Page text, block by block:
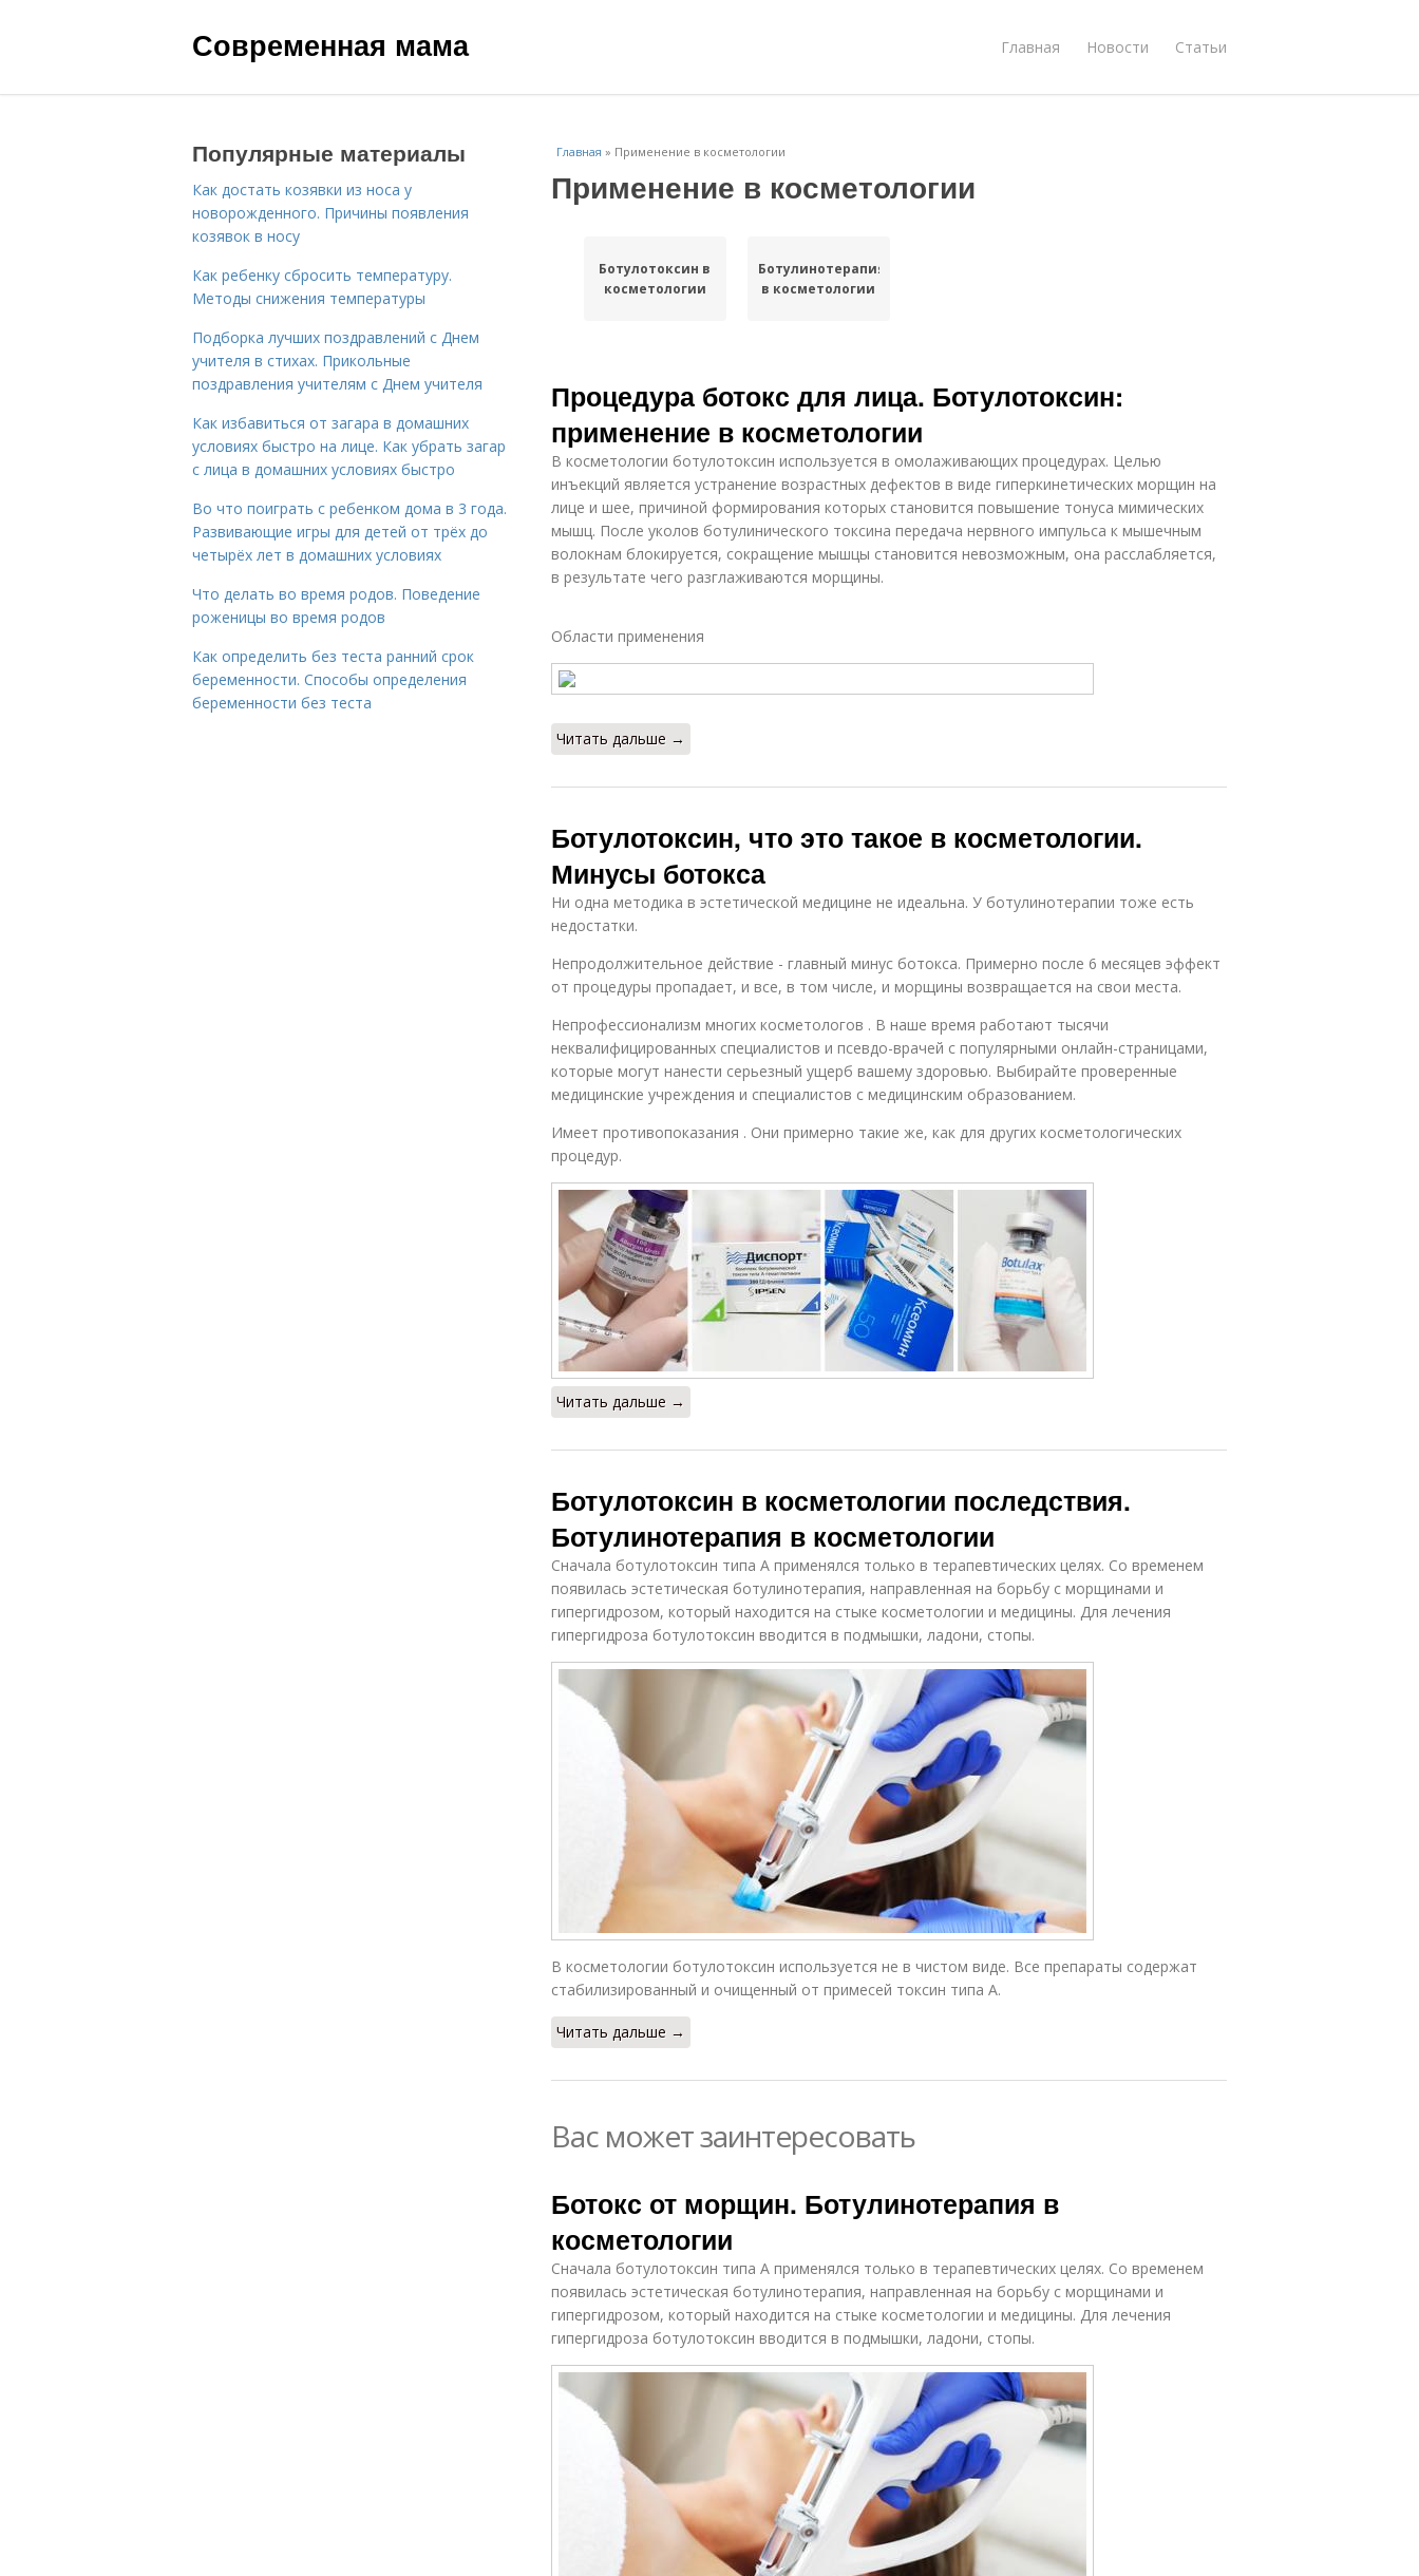
Современная мама Главная Новости Статьи
Главная » Применение в косметологии
Применение в косметологии
Ботулотоксин в
косметологии
Ботулинотерапия
в косметологии
Процедура ботокс для лица. Ботулотоксин:
применение в косметологии
В косметологии ботулотоксин используется в омолаживающих процедурах. Целью
инъекций является устранение возрастных дефектов в виде гиперкинетических морщин на
лице и шее, причиной формирования которых становится повышение тонуса мимических
мышц. После уколов ботулинического токсина передача нервного импульса к мышечным
волокнам блокируется, сокращение мышцы становится невозможным, она расслабляется,
в результате чего разглаживаются морщины.
Области применения
Читать дальше →
Ботулотоксин, что это такое в косметологии.
Минусы ботокса
Ни одна методика в эстетической медицине не идеальна. У ботулинотерапии тоже есть
недостатки.
Непродолжительное действие - главный минус ботокса. Примерно после 6 месяцев эффект
от процедуры пропадает, и все, в том числе, и морщины возвращается на свои места.
Непрофессионализм многих косметологов . В наше время работают тысячи
неквалифицированных специалистов и псевдо-врачей с популярными онлайн-страницами,
которые могут нанести серьезный ущерб вашему здоровью. Выбирайте проверенные
медицинские учреждения и специалистов с медицинским образованием.
Имеет противопоказания . Они примерно такие же, как для других косметологических
процедур.
Читать дальше →
Ботулотоксин в косметологии последствия.
Ботулинотерапия в косметологии
Сначала ботулотоксин типа А применялся только в терапевтических целях. Со временем
появилась эстетическая ботулинотерапия, направленная на борьбу с морщинами и
гипергидрозом, который находится на стыке косметологии и медицины. Для лечения
гипергидроза ботулотоксин вводится в подмышки, ладони, стопы.
В косметологии ботулотоксин используется не в чистом виде. Все препараты содержат
стабилизированный и очищенный от примесей токсин типа А.
Читать дальше →
Вас может заинтересовать
Ботокс от морщин. Ботулинотерапия в
косметологии
Сначала ботулотоксин типа А применялся только в терапевтических целях. Со временем
появилась эстетическая ботулинотерапия, направленная на борьбу с морщинами и
гипергидрозом, который находится на стыке косметологии и медицины. Для лечения
гипергидроза ботулотоксин вводится в подмышки, ладони, стопы.
Популярные материалы
Как достать козявки из носа у
новорожденного. Причины появления
козявок в носу
Как ребенку сбросить температуру.
Методы снижения температуры
Подборка лучших поздравлений с Днем
учителя в стихах. Прикольные
поздравления учителям с Днем учителя
Как избавиться от загара в домашних
условиях быстро на лице. Как убрать загар
с лица в домашних условиях быстро
Во что поиграть с ребенком дома в 3 года.
Развивающие игры для детей от трёх до
четырёх лет в домашних условиях
Что делать во время родов. Поведение
роженицы во время родов
Как определить без теста ранний срок
беременности. Способы определения
беременности без теста